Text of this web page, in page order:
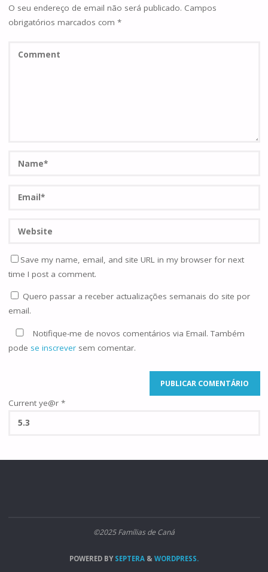
O seu endereço de email não será publicado. Campos
obrigatórios marcados com *
Save my name, email, and site URL in my browser for next
time I post a comment.
Quero passar a receber actualizações semanais do site por
email.
Notifique-me de novos comentários via Email. Também
pode se inscreversem comentar.
Current ye@r *
©2025 Famílias de Caná
POWERED BYSEPTERA & WORDPRESS.